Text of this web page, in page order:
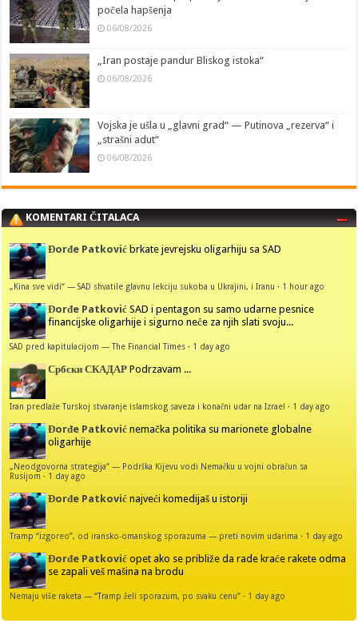
počela hapšenja
06/08/2026
„Iran postaje pandur Bliskog istoka“
06/08/2026
Vojska je ušla u „glavni grad“ — Putinova „rezerva“ i
„strašni adut“
06/08/2026
KOMENTARI ČITALACA
Đorđe Patković brkate jevrejsku oligarhiju sa SAD
„Kina sve vidi“ — SAD shvatile glavnu lekciju sukoba u Ukrajini, i Iranu · 1 hour ago
Đorđe Patković SAD i pentagon su samo udarne pesnice
financijske oligarhije i sigurno neće za njih slati svoju...
SAD pred kapitulacijom — The Financial Times · 1 day ago
Србски СКАДАР Podrzavam ...
Iran predlaže Turskoj stvaranje islamskog saveza i konačni udar na Izrael · 1 day ago
Đorđe Patković nemačka politika su marionete globalne
oligarhije
„Neodgovorna strategija“ — Podrška Kijevu vodi Nemačku u vojni obračun sa
Rusijom · 1 day ago
Đorđe Patković najveći komedijaš u istoriji
Tramp “izgoreo”, od iransko-omanskog sporazuma — preti novim udarima · 1 day ago
Đorđe Patković opet ako se približe da rade kraće rakete odma
se zapali veš mašina na brodu
Nemaju više raketa — “Tramp želi sporazum, po svaku cenu” · 1 day ago